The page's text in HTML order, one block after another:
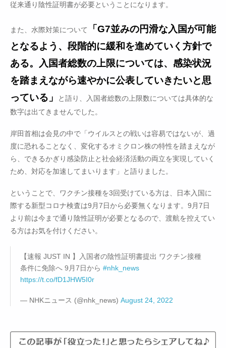
従来通り陰性証明書が必要ということになります。
また、水際対策について
「G7並みの円滑な入国が可能
となるよう、段階的に緩和を進めていく方針で
ある。入国者総数の上限については、感染状況
を踏まえながら速やかに公表していきたいと思
っている」
と語り、入国者総数の上限数については具体的な
数字は出てきませんでした。
岸田首相は会見の中で「ウイルスとの戦いは容易ではないが、過
度に恐れることなく、変化するオミクロン株の特性を踏まえなが
ら、できるかぎり感染防止と社会経済活動の両立を実現していく
ため、対応を加速してまいります」と語りました。
ということで、ワクチン接種を3回受けている方は、日本入国に
際する新型コロナ検査は9月7日から必要無くなります。9月7日
より前は今まで通り陰性証明が必要となるので、渡航を控えてい
る方はお気を付けください。
【速報 JUST IN 】入国者の陰性証明書提出 ワクチン接種
条件に免除へ 9月7日から #nhk_news
https://t.co/fD1JHW5I0r
— NHKニュース (@nhk_news) August 24, 2022